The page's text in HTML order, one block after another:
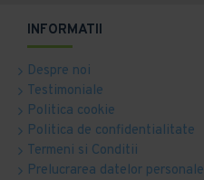
INFORMATII
Despre noi
Testimoniale
Politica cookie
Politica de confidentialitate
Termeni si Conditii
Prelucrarea datelor personale